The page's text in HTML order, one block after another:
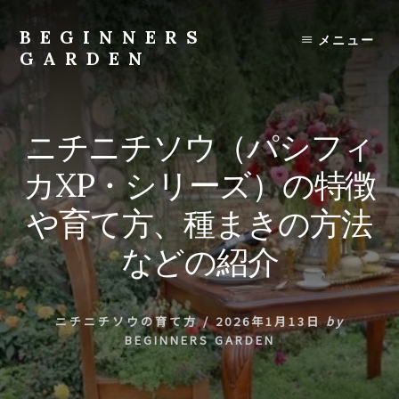
content
BEGINNERS
GARDEN
物
の
種
類
や
育
て
方
の
紹
介
を
行
い
メニュー
ニチニチソウ（パシフィ
カXP・シリーズ）の特徴
や育て方、種まきの方法
などの紹介
ニチニチソウの育て方/ 2026年1月13日 by
BEGINNERS GARDEN